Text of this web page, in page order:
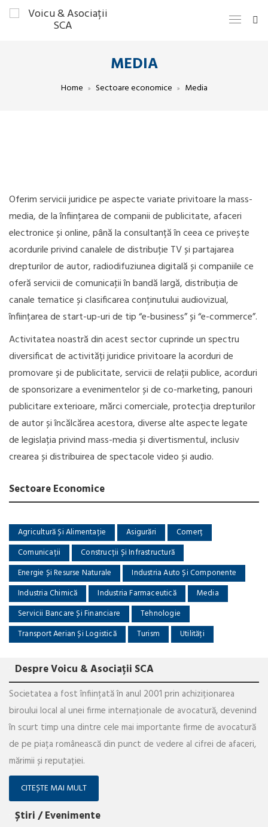
MEDIA
Home Sectoare economice Media
Oferim servicii juridice pe aspecte variate privitoare la mass-
media, de la înființarea de companii de publicitate, afaceri
electronice și online, până la consultanță în ceea ce privește
acordurile privind canalele de distribuție TV și partajarea
drepturilor de autor, radiodifuziunea digitală și companiile ce
oferă servicii de comunicaţii în bandă largă, distribuția de
canale tematice și clasificarea conținutului audiovizual,
înființarea de start-up-uri de tip “e-business” și “e-commerce”.
Activitatea noastră din acest sector cuprinde un spectru
diversificat de activități juridice privitoare la acorduri de
promovare și de publicitate, servicii de relații publice, acorduri
de sponsorizare a evenimentelor și de co-marketing, panouri
publicitare exterioare, mărci comerciale, protecția drepturilor
de autor și încălcărea acestora, diverse alte aspecte legate
de legislația privind mass-media și divertismentul, inclusiv
crearea și distribuirea de spectacole video și audio.
Sectoare Economice
Agricultură Și Alimentație Asigurări
Comerț
Comunicații
Construcții Și Infrastructură
Energie Și Resurse Naturale
Industria Auto Și Componente
Industria Chimică
Industria Farmaceutică
Media
Servicii Bancare Și Financiare
Tehnologie
Transport Aerian Și Logistică
Turism Utilități
Despre Voicu & Asociații SCA
Societatea a fost înființată în anul 2001 prin achiziționarea
biroului local al unei firme internaționale de avocatură, devenind
în scurt timp una dintre cele mai importante firme de avocatură
de pe piața românească din punct de vedere al cifrei de afaceri,
mărimii și reputației.
CITEȘTE MAI MULT
Știri / Evenimente